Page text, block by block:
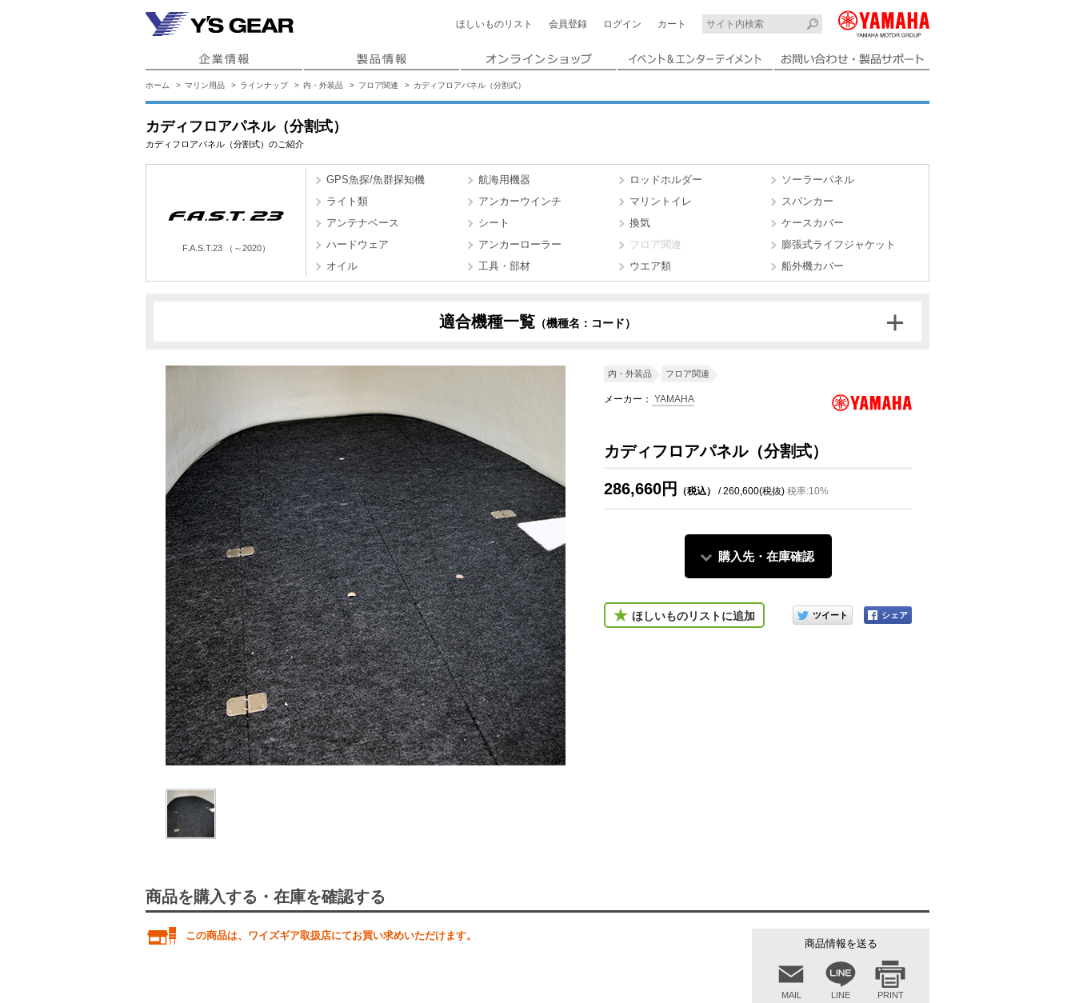
ほしいもの リスト 会員登録 ログイン カート
ホーム マリン用品 ラインナップ 内・外装品 フロア関連 カディフロアパネル（分割式）
カディフロアパネル（分割式）
カディフロアパネル（分割式）のご紹介
F.A.S.T.23 （～2020）
GPS魚探/魚群探知機 航海用機器 ロッドホルダー
ソーラーパネル
ライト類
アンカーウインチ マリントイレ
スパンカー
アンテナベース
シート 換気
ケースカバー
ハードウェア
アンカーローラー フロア関連
膨張式ライフジャケット
オイル
工具・部材 ウエア類 船外機カバー
適合機種一覧 （機種名：コード）
内・外装品 フロア関連
メーカー： YAMAHA
カディフロアパネル（分割式）
286,660円 （税込） / 260,600(税抜) 税率:10%
購入先・在庫確認
ほしいものリストに追加
このアイテムをシェアする
商品を購入する・在庫を確認する
商品情報を送る
MAIL LINE PRINT
この商品は、ワイズギア取扱店にてお買い求めいただけます。